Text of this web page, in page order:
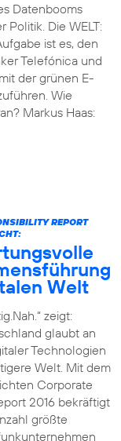
Datenbooms
Politik. Die WELT:
ist es, den
Telefónica und
der grünen E-
Wie
Markus Haas:
REPORT
Welt
zeigt:
glaubt an
Technologien
Welt. Mit dem
Corporate
2016 bekräftigt
größte